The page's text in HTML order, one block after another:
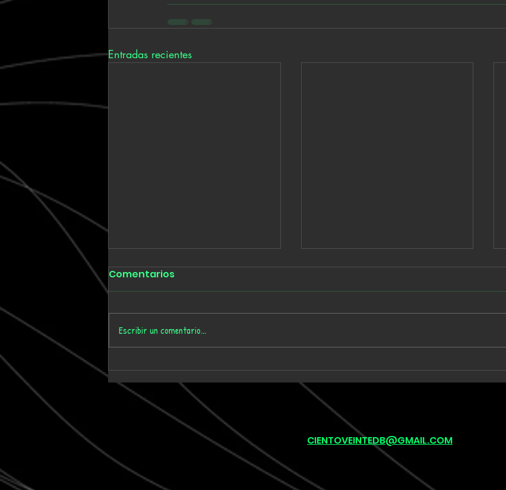
Entradas recientes
Arms & Armour enfrenta
la autoridad en “Terror
By Night”
JPson recorre 16 años de
una historia familiar en
“Ocean’s Eye”
Comentarios
Escribir un comentario...
CIENTOVEINTEDB@GMAIL.COM